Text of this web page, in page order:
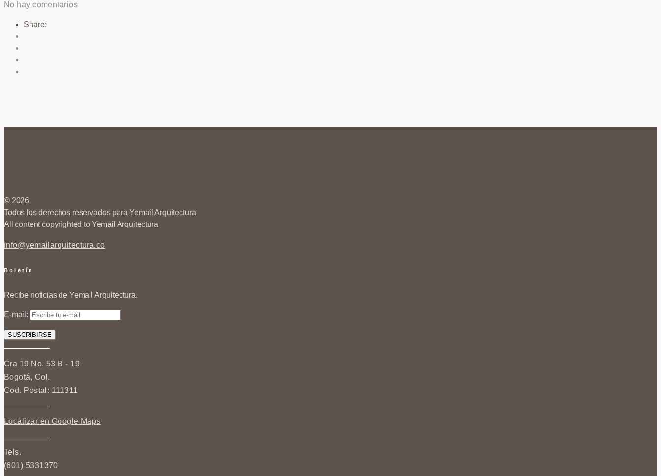
No hay comentarios
Share:
© 2026
Todos los derechos reservados para Yemail Arquitectura
All content copyrighted to Yemail Arquitectura
info@yemailarquitectura.co
Boletín
Recibe noticias de Yemail Arquitectura.
E-mail:
Cra 19 No. 53 B - 19
Bogotá, Col.
Cod. Postal: 111311
Localizar en Google Maps
Tels.
(601) 5331370